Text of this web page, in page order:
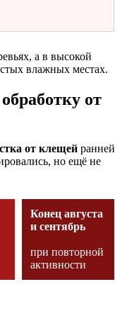
а в высокой
влажных местах.
от
от клещей ранней
но ещё не
Конец августа
и сентябрь
при повторной
активности